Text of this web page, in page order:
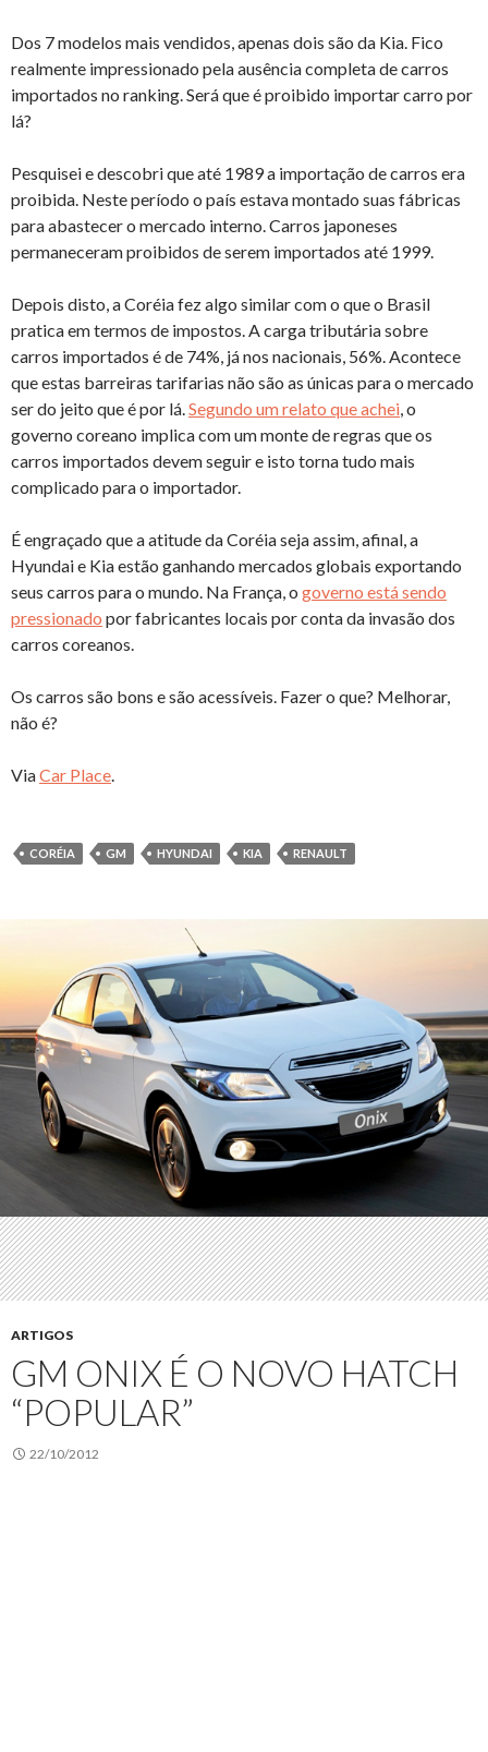
Dos 7 modelos mais vendidos, apenas dois são da Kia. Fico
realmente impressionado pela ausência completa de carros
importados no ranking. Será que é proibido importar carro por
lá?
Pesquisei e descobri que até 1989 a importação de carros era
proibida. Neste período o país estava montado suas fábricas
para abastecer o mercado interno. Carros japoneses
permaneceram proibidos de serem importados até 1999.
Depois disto, a Coréia fez algo similar com o que o Brasil
pratica em termos de impostos. A carga tributária sobre
carros importados é de 74%, já nos nacionais, 56%. Acontece
que estas barreiras tarifarias não são as únicas para o mercado
ser do jeito que é por lá.Segundo um relato que achei, o
governo coreano implica com um monte de regras que os
carros importados devem seguir e isto torna tudo mais
complicado para o importador.
É engraçado que a atitude da Coréia seja assim, afinal, a
Hyundai e Kia estão ganhando mercados globais exportando
seus carros para o mundo. Na França, o governo está sendo
pressionado por fabricantes locais por conta da invasão dos
carros coreanos.
Os carros são bons e são acessíveis. Fazer o que? Melhorar,
não é?
ViaCar Place.
CORÉIA GM HYUNDAI KIA RENAULT
ARTIGOS
GM ONIX É O NOVO HATCH
“POPULAR”
22/10/2012